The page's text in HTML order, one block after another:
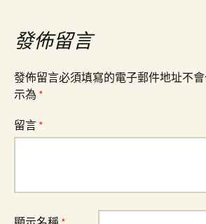
覽發佈留言
發佈留言必須填寫的電子郵件地址不會
示為 *
留言 *